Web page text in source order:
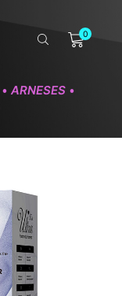
0
• ARNESES •